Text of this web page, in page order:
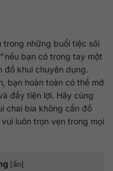
trong những buổi tiệc sôi
nếu bạn có trong tay một
đồ khui chuyên dụng.
bạn hoàn toàn có thể mở
đầy tiện lợi. Hãy cùng
chai bia không cần đồ
luôn trọn vẹn trong mọi
[ẩn]